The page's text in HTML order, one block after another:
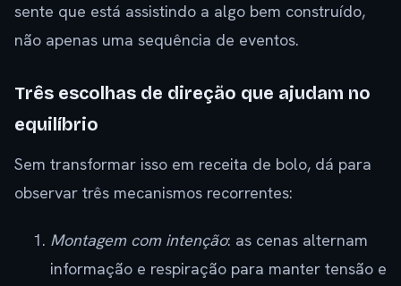
sente que está assistindo a algo bem construído,
não apenas uma sequência de eventos.
Três escolhas de direção que ajudam no
equilíbrio
Sem transformar isso em receita de bolo, dá para
observar três mecanismos recorrentes:
Montagem com intenção: as cenas alternam
informação e respiração para manter tensão e